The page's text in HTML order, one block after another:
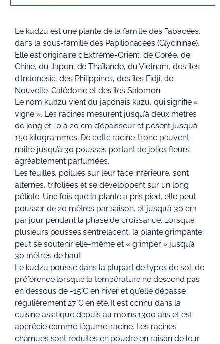
Le kudzu est une plante de la famille des Fabacées,
dans la sous-famille des Papilionacées (Glycininae).
Elle est originaire d’Extrême-Orient, de Corée, de
Chine, du Japon, de Thaïlande, du Vietnam, des îles
d’Indonésie, des Philippines, des îles Fidji, de
Nouvelle-Calédonie et des îles Salomon.
Le nom kudzu vient du japonais kuzu, qui signifie «
vigne ». Les racines mesurent jusqu’à deux mètres
de long et 10 à 20 cm d’épaisseur et pèsent jusqu’à
150 kilogrammes. De cette racine-tronc peuvent
naître jusqu’à 30 pousses portant de jolies fleurs
agréablement parfumées.
Les feuilles, poilues sur leur face inférieure, sont
alternes, trifoliées et se développent sur un long
pétiole. Une fois que la plante a pris pied, elle peut
pousser de 20 mètres par saison, et jusqu’à 30 cm
par jour pendant la phase de croissance. Lorsque
plusieurs pousses s’entrelacent, la plante grimpante
peut se soutenir elle-même et « grimper » jusqu’à
30 mètres de haut.
Le kudzu pousse dans la plupart de types de sol, de
préférence lorsque la température ne descend pas
en dessous de -15°C en hiver et qu’elle dépasse
régulièrement 27°C en été. Il est connu dans la
cuisine asiatique depuis au moins 1300 ans et est
apprécié comme légume-racine. Les racines
charnues sont réduites en poudre en raison de leur